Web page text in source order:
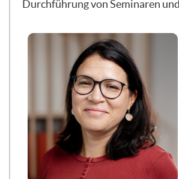
Durchführung von Seminaren